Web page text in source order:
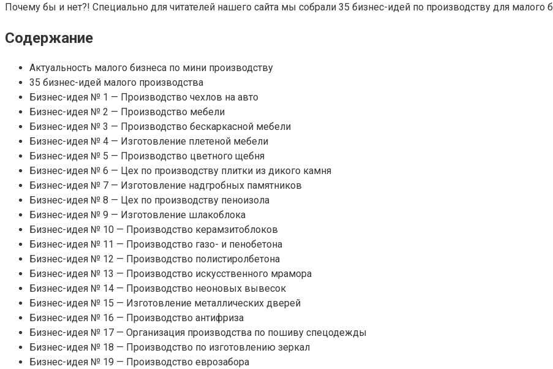
Почему бы и нет?! Специально для читателей нашего сайта мы собрали 35 бизнес-идей по производству для малого
Содержание
Актуальность малого бизнеса по мини производству
35 бизнес-идей малого производства
Бизнес-идея № 1 — Производство чехлов на авто
Бизнес-идея № 2 — Производство мебели
Бизнес-идея № 3 — Производство бескаркасной мебели
Бизнес-идея № 4 — Изготовление плетеной мебели
Бизнес-идея № 5 — Производство цветного щебня
Бизнес-идея № 6 — Цех по производству плитки из дикого камня
Бизнес-идея № 7 — Изготовление надгробных памятников
Бизнес-идея № 8 — Цех по производству пеноизола
Бизнес-идея № 9 — Изготовление шлакоблока
Бизнес-идея № 10 — Производство керамзитоблоков
Бизнес-идея № 11 — Производство газо- и пенобетона
Бизнес-идея № 12 — Производство полистиролбетона
Бизнес-идея № 13 — Производство искусственного мрамора
Бизнес-идея № 14 — Производство неоновых вывесок
Бизнес-идея № 15 — Изготовление металлических дверей
Бизнес-идея № 16 — Производство антифриза
Бизнес-идея № 17 — Организация производства по пошиву спецодежды
Бизнес-идея № 18 — Производство по изготовлению зеркал
Бизнес-идея № 19 — Производство еврозабора